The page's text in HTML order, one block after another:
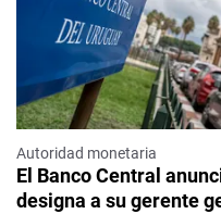
Autoridad monetaria
El Banco Central
designa a su gerente